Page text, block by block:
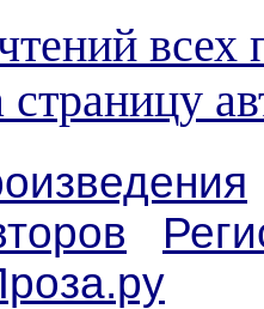
всех